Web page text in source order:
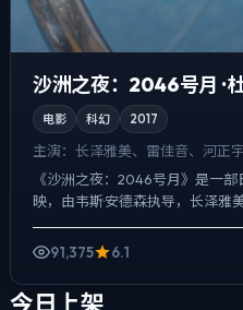
沙洲之夜：2046号月 ·
电影 科幻 2017
主演： 长泽雅美、雷佳音、河正
《沙洲之夜：2046号月》是一
映，由韦斯·安德森执导，长泽
91,375
6.1
今日上架